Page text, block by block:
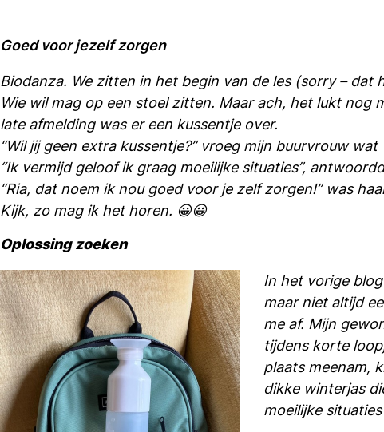
Goed voor jezelf zorgen
Biodanza. We zitten in het begin van de les (sorry –
Wie wil mag op een stoel zitten. Maar ach, het lukt nog
late afmelding was er een kussentje over.
“Wil jij geen extra kussentje?” vroeg mijn buurvrouw
“Ik vermijd geloof ik graag moeilijke situaties”,
“Ria, dat noem ik nou goed voor je zelf zorgen!” was
Kijk, zo mag ik het horen. 😀😀
Oplossing zoeken
In het vorige
maar niet altijd
me af. Mijn
tijdens korte
plaats meenam,
dikke winterjas
moeilijke